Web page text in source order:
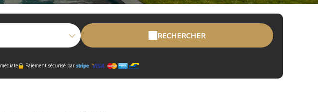
RECHERCHER
Paiement sécurisé par